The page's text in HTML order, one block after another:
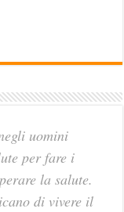
uomini
per fare i
la salute.
di vivere il